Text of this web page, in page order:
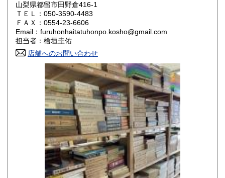
山口県 800円
香川県 800円 愛媛県
高知県 800円
800円 長崎県
800円 大分県
800円 鹿児島県
1,500円
山梨県都留市田野倉416-1
ＴＥＬ：050-3590-4483
ＦＡＸ：0554-23-6606
Email：furuhonhaitatuhonpo.kosho@gmail.com
担当者：檜垣圭佑
店舗へのお問い合わせ